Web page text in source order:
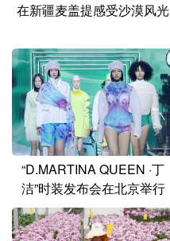
在新疆麦盖提感受沙漠风光
“D.MARTINA QUEEN ·丁
洁”时装发布会在北京举行